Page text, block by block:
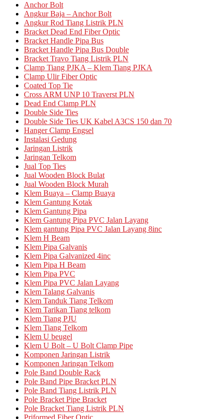
Anchor Bolt
Angkur Baja – Anchor Bolt
Angkur Rod Tiang Listrik PLN
Bracket Dead End Fiber Optic
Bracket Handle Pipa Bus
Bracket Handle Pipa Bus Double
Bracket Travo Tiang Listrik PLN
Clamp Tiang PJKA – Klem Tiang PJKA
Clamp Ulir Fiber Optic
Coated Top Tie
Cross ARM UNP 10 Traverst PLN
Dead End Clamp PLN
Double Side Ties
Double Side Ties UK Kabel A3CS 150 dan 70
Hanger Clamp Engsel
Instalasi Gedung
Jaringan Listrik
Jaringan Telkom
Jual Top Ties
Jual Wooden Block Bulat
Jual Wooden Block Murah
Klem Buaya – Clamp Buaya
Klem Gantung Kotak
Klem Gantung Pipa
Klem Gantung Pipa PVC Jalan Layang
Klem gantung Pipa PVC Jalan Layang 8inc
Klem H Beam
Klem Pipa Galvanis
Klem Pipa Galvanized 4inc
Klem Pipa H Beam
Klem Pipa PVC
Klem Pipa PVC Jalan Layang
Klem Talang Galvanis
Klem Tanduk Tiang Telkom
Klem Tarikan Tiang telkom
Klem Tiang PJU
Klem Tiang Telkom
Klem U beugel
Klem U Bolt – U Bolt Clamp Pipe
Komponen Jaringan Listrik
Komponen Jaringan Telkom
Pole Band Double Rack
Pole Band Pipe Bracket PLN
Pole Band Tiang Listrik PLN
Pole Bracket Pipe Bracket
Pole Bracket Tiang Listrik PLN
Priformed Fiber Optic